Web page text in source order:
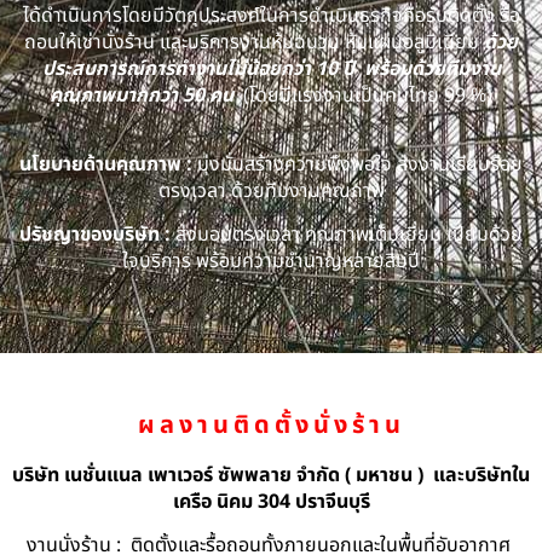
ได้ดำเนินการโดยมีวัตถุประสงค์ในการดำเนินธุรกิจคือรับติดตั้ง รื้อ
ถอนให้เช่านั่งร้าน และบริการงานหุ้มฉนวน หุ้มแผ่นอลูมิเนียมด้วย
ประสบการณ์การทำงานไม่น้อยกว่า 10 ปี พร้อมด้วยทีมงาน
คุณภาพมากกว่า 50 คน(โดยมีแรงงานเป็นคนไทย 99 %)
นโยบายด้านคุณภาพ :มุ่งมั่นสร้างความพึงพอใจ ส่งงานเรียบร้อย
ตรงเวลา ด้วยทีมงานคุณภาพ
ปรัชญาของบริษัท :ส่งมอบตรงเวลา คุณภาพเต็มเยี่ยม เปี่ยมด้วย
ใจบริการ พร้อมความชำนาญหลายสิบปี
ผลงานติดตั้งนั่งร้าน
บริษัท เนชั่นแนล เพาเวอร์ ซัพพลาย จำกัด ( มหาชน ) และบริษัทใน
เครือ นิคม 304 ปราจีนบุรี
งานนั่งร้าน : ติดตั้งและรื้อถอนทั้งภายนอกและในพื้นที่อับอากาศ